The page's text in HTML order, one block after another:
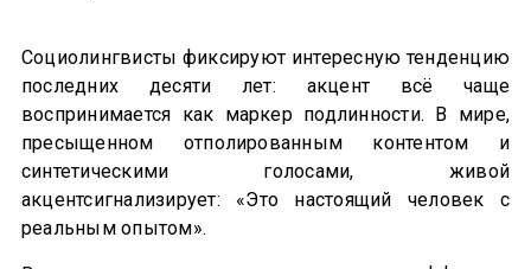
Социолингвисты фиксируют интересную тенденцию
последних десяти лет: акцент всё чаще
воспринимается как маркер подлинности. В мире,
пресыщенном отполированным контентом и
синтетическими голосами, живой
акцентсигнализирует: «Это настоящий человек с
реальным опытом».